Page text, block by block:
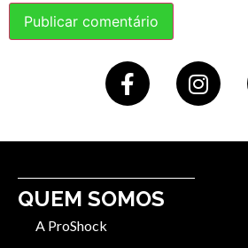
QUEM SOMOS
A ProShock